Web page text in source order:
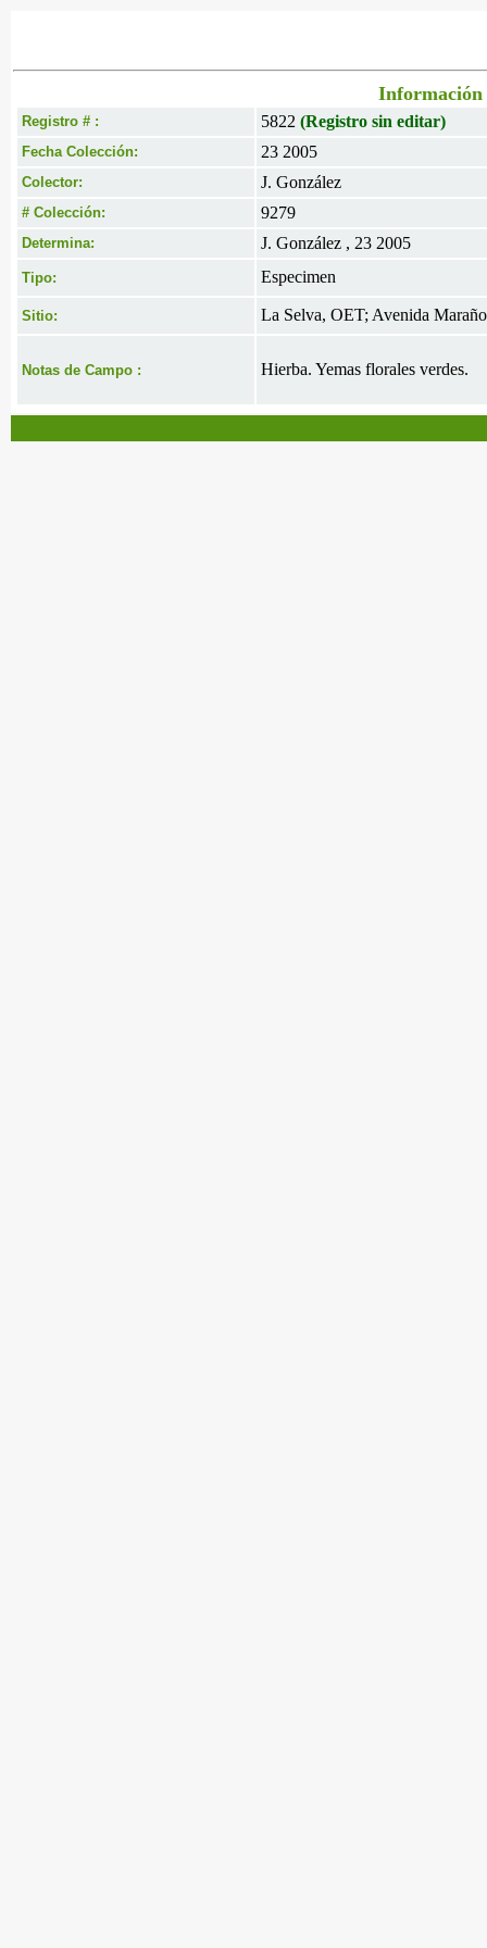
Información
Registro # : 5822 (Registro sin editar)
Fecha Colección: 23 2005
Colector: J. González
# Colección: 9279
Determina: J. González , 23 2005
Tipo: Especimen
Sitio: La Selva, OET; Avenida
Notas de Campo : Hierba. Yemas florales verdes.